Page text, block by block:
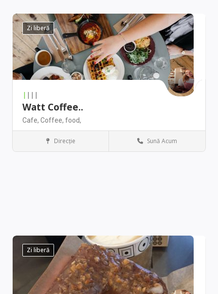
Zi liberă
| |||
Watt Coffee..
Cafe, Coffee, food,
Restaurant Chicago
Direcţie Sună Acum
Zi liberă